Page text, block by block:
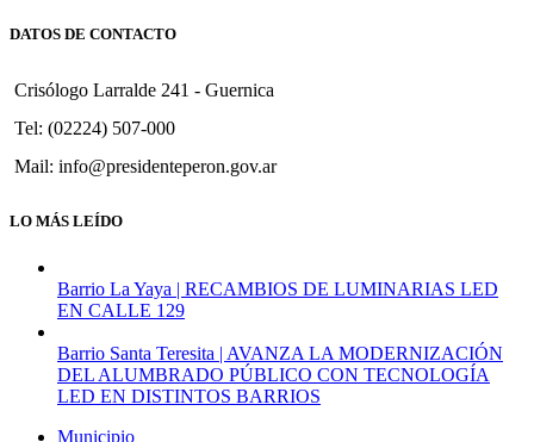
DATOS DE CONTACTO
Crisólogo Larralde 241 - Guernica
Tel: (02224) 507-000
Mail: info@presidenteperon.gov.ar
LO MÁS LEÍDO
Barrio La Yaya | RECAMBIOS DE LUMINARIAS LED
EN CALLE 129
Barrio Santa Teresita | AVANZA LA MODERNIZACIÓN
DEL ALUMBRADO PÚBLICO CON TECNOLOGÍA
LED EN DISTINTOS BARRIOS
Municipio